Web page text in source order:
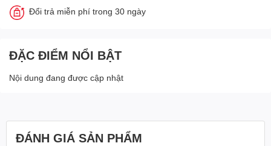
Đổi trả miễn phí trong 30 ngày
ĐẶC ĐIỂM NỔI BẬT
Nội dung đang được cập nhật
ĐÁNH GIÁ SẢN PHẨM